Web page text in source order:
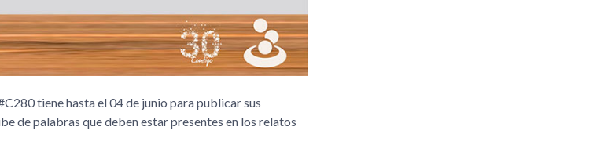
tiene hasta el 04 de junio para publicar sus
de palabras que deben estar presentes en los relatos